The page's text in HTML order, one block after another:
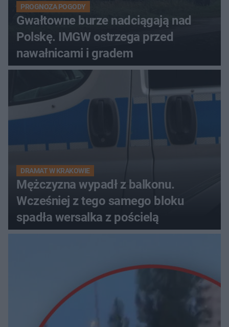
PROGNOZA POGODY
Gwałtowne burze nadciągają nad
Polskę. IMGW ostrzega przed
nawałnicami i gradem
DRAMAT W KRAKOWIE
Mężczyzna wypadł z balkonu.
Wcześniej z tego samego bloku
spadła wersalka z pościelą